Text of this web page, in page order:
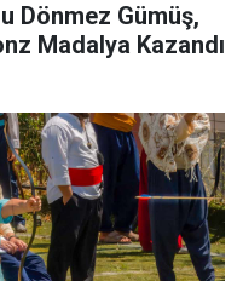
Dönmez Gümüş,
Madalya Kazandı